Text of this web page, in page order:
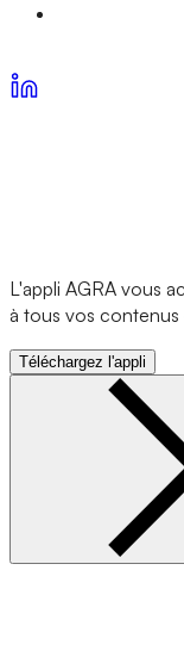
L'appli AGRA vous
à tous vos
Téléchargez l'appli